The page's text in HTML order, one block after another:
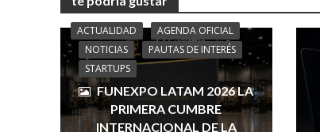
ACTUALIDAD
AGENDA OFICIAL
NOTICIAS
PAUTAS DE INTERÉS
STARTUPS
FUNEXPO LATAM 2026 LA
PRIMERA CUMBRE
INTERNACIONAL DE LA